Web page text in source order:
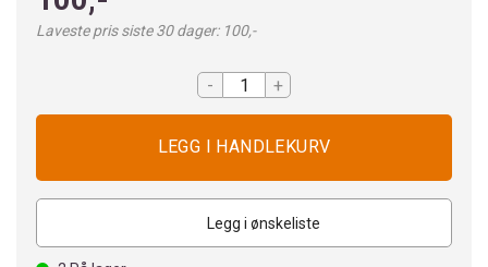
Laveste pris siste 30 dager: 100,-
- +
Legg i ønskeliste